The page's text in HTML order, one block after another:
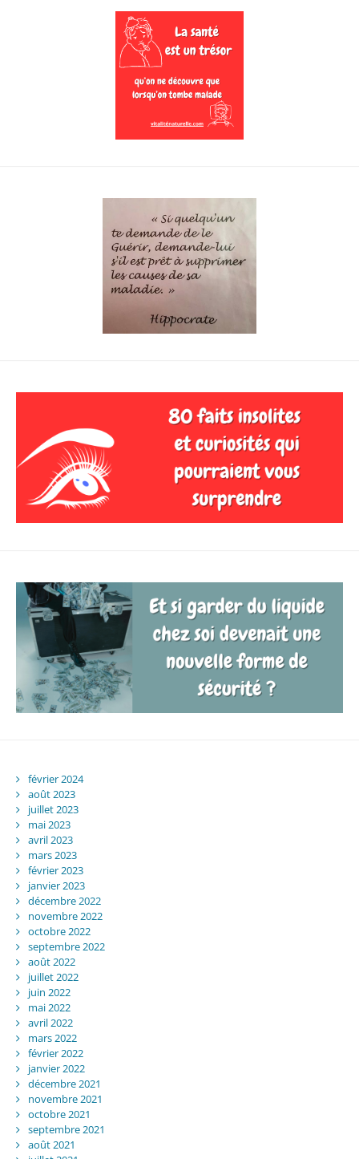
février 2024
août 2023
juillet 2023
mai 2023
avril 2023
mars 2023
février 2023
janvier 2023
décembre 2022
novembre 2022
octobre 2022
septembre 2022
août 2022
juillet 2022
juin 2022
mai 2022
avril 2022
mars 2022
février 2022
janvier 2022
décembre 2021
novembre 2021
octobre 2021
septembre 2021
août 2021